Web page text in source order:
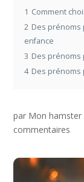
1 Comment
2 Des prénoms
enfance
3 Des prénoms
4 Des
par Mon hamster
commentaires